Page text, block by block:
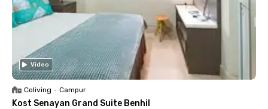
Video
Coliving • Campur
Kost Senayan Grand Suite Benhil